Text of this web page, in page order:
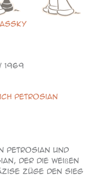
1969
Petrosian
Petrosian und
der die weißen
Züge den Sieg